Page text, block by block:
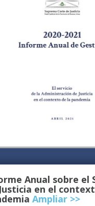
Anual sobre el
en el
Ampliar >>